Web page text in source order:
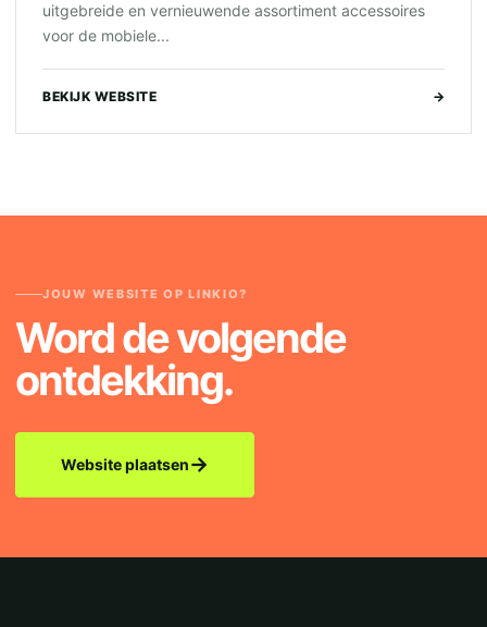
uitgebreide en vernieuwende assortiment accessoires
voor de mobiele...
BEKIJK WEBSITE →
JOUW WEBSITE OP LINKIO?
Word de volgende
ontdekking.
Website plaatsen→